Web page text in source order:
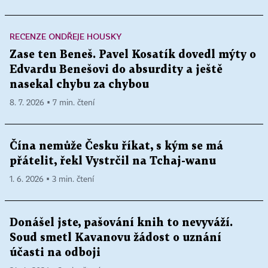
RECENZE ONDŘEJE HOUSKY
Zase ten Beneš. Pavel Kosatík dovedl mýty o
Edvardu Benešovi do absurdity a ještě
nasekal chybu za chybou
8. 7. 2026 ▪ 7 min. čtení
Čína nemůže Česku říkat, s kým se má
přátelit, řekl Vystrčil na Tchaj-wanu
1. 6. 2026 ▪ 3 min. čtení
Donášel jste, pašování knih to nevyváží.
Soud smetl Kavanovu žádost o uznání
účasti na odboji